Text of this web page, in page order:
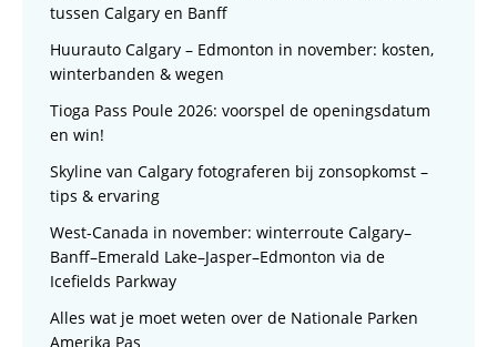
tussen Calgary en Banff
Huurauto Calgary – Edmonton in november: kosten,
winterbanden & wegen
Tioga Pass Poule 2026: voorspel de openingsdatum
en win!
Skyline van Calgary fotograferen bij zonsopkomst –
tips & ervaring
West-Canada in november: winterroute Calgary–
Banff–Emerald Lake–Jasper–Edmonton via de
Icefields Parkway
Alles wat je moet weten over de Nationale Parken
Amerika Pas